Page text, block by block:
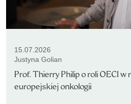
15.07.2026
Justyna Golian
Prof. Thierry Philip o roli OECI w
europejskiej onkologii